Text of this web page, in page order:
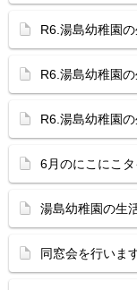
R6.湯島幼稚園
R6.湯島幼稚園
R6.湯島幼稚園
6月のにこにこ
湯島幼稚園の
同窓会を行いま